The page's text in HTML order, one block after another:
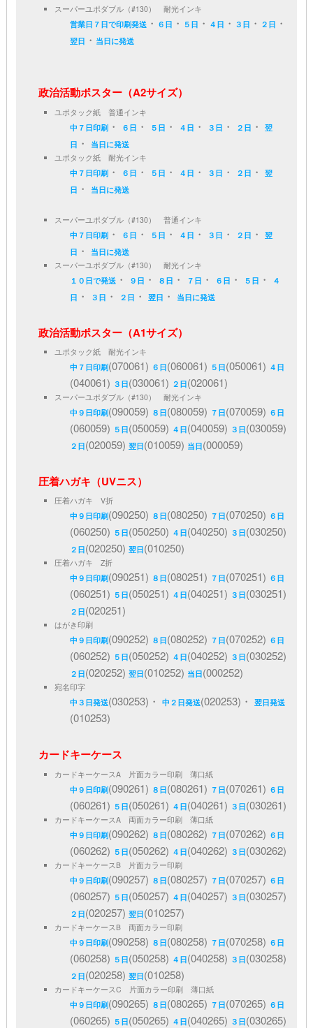
スーパーユポダブル（#130） 耐光インキ
営業日７日で印刷発送 ・ ６日 ・ ５日 ・ ４日 ・ ３日 ・ ２日 ・
翌日 ・ 当日に発送
政治活動ポスター（A2サイズ）
ユポタック紙 普通インキ
中７日印刷 ・ ６日 ・ ５日 ・ ４日 ・ ３日 ・ ２日 ・翌
日 ・
当日に発送
ユポタック紙 耐光インキ
中７日印刷 ・ ６日 ・ ５日 ・ ４日 ・ ３日 ・ ２日 ・翌
日 ・ 当日に発送
スーパーユポダブル（#130） 普通インキ
中７日印刷 ・ ６日 ・ ５日 ・ ４日 ・ ３日 ・ ２日 ・翌
日 ・
当日に発送
スーパーユポダブル（#130） 耐光インキ
１０日で発送 ・ ９日 ・ ８日 ・ ７日 ・ ６日 ・ ５日 ・
４
日 ・ ３日 ・ ２日 ・翌日 ・ 当日に発送
政治活動ポスター（A1サイズ）
ユポタック紙 耐光インキ
中７日印刷(070061) ６日(060061) ５日(050061) ４日
(040061) ３日(030061) ２日(020061)
スーパーユポダブル（#130） 耐光インキ
中９日印刷(090059) ８日(080059) ７日(070059) ６日
(060059) ５日(050059) ４日(040059) ３日(030059)
２日(020059)翌日(010059) 当日(000059)
圧着ハガキ（UVニス）
圧着ハガキ V折
中９日印刷(090250) ８日(080250) ７日(070250) ６日
(060250) ５日(050250) ４日(040250) ３日(030250)
２日(020250)翌日(010250)
圧着ハガキ Z折
中９日印刷(090251) ８日(080251) ７日(070251) ６日
(060251) ５日(050251) ４日(040251) ３日(030251)
２日(020251)
はがき印刷
中９日印刷(090252) ８日(080252) ７日(070252) ６日
(060252) ５日(050252) ４日(040252) ３日(030252)
２日(020252)翌日(010252) 当日(000252)
宛名印字
中３日発送(030253)・中２日発送(020253)・翌日発送
(010253)
カードキーケース
カードキーケースA 片面カラー印刷 薄口紙
中９日印刷(090261) ８日(080261) ７日(070261) ６日
(060261) ５日(050261) ４日(040261) ３日(030261)
カードキーケースA 両面カラー印刷 薄口紙
中９日印刷(090262) ８日(080262) ７日(070262) ６日
(060262) ５日(050262) ４日(040262) ３日(030262)
カードキーケースB 片面カラー印刷
中９日印刷(090257) ８日(080257) ７日(070257) ６日
(060257) ５日(050257) ４日(040257) ３日(030257)
２日(020257)翌日(010257)
カードキーケースB 両面カラー印刷
中９日印刷(090258) ８日(080258) ７日(070258) ６日
(060258) ５日(050258) ４日(040258) ３日(030258)
２日(020258)翌日(010258)
カードキーケースC 片面カラー印刷 薄口紙
中９日印刷(090265) ８日(080265) ７日(070265) ６日
(060265) ５日(050265) ４日(040265) ３日(030265)